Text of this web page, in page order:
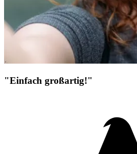
"Einfach großartig!"